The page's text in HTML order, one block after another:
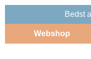
Bedst
Webshop